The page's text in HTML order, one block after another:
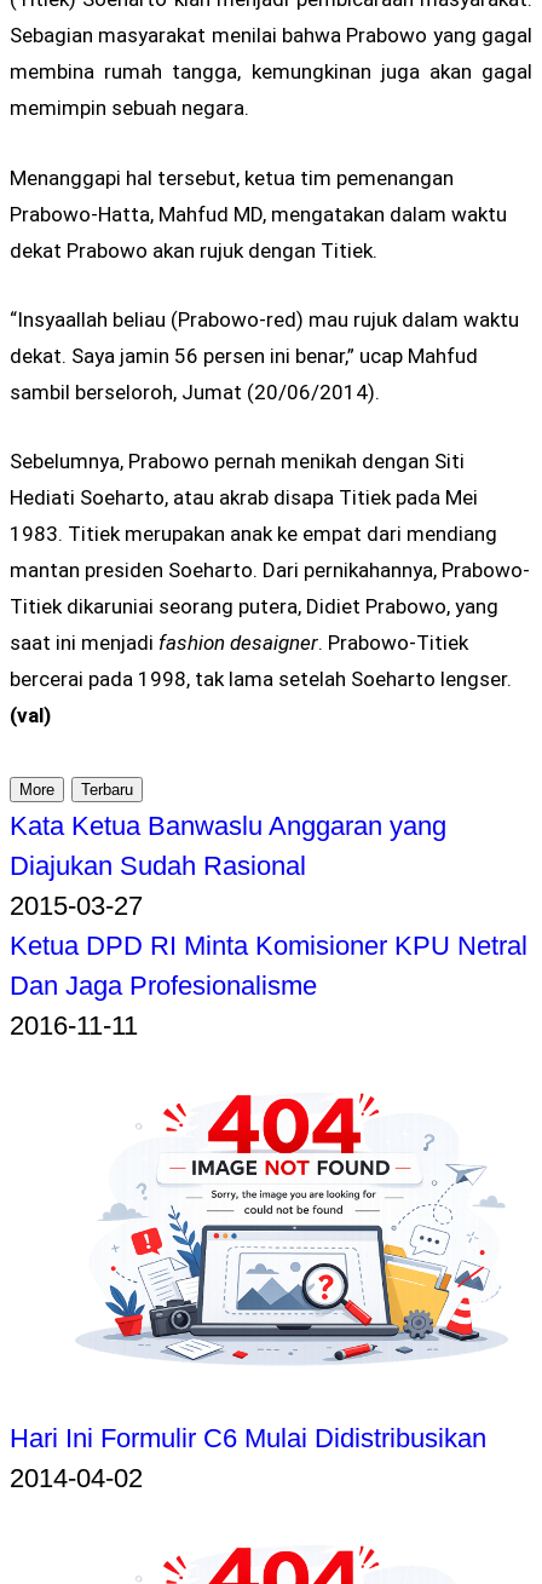
Sebagian masyarakat menilai bahwa Prabowo yang gagal
membina rumah tangga, kemungkinan juga akan gagal
memimpin sebuah negara.
Menanggapi hal tersebut, ketua tim pemenangan
Prabowo-Hatta, Mahfud MD, mengatakan dalam waktu
dekat Prabowo akan rujuk dengan Titiek.
“Insyaallah beliau (Prabowo-red) mau rujuk dalam waktu
dekat. Saya jamin 56 persen ini benar,” ucap Mahfud
sambil berseloroh, Jumat (20/06/2014).
Sebelumnya, Prabowo pernah menikah dengan Siti
Hediati Soeharto, atau akrab disapa Titiek pada Mei
1983. Titiek merupakan anak ke empat dari mendiang
mantan presiden Soeharto. Dari pernikahannya, Prabowo-
Titiek dikaruniai seorang putera, Didiet Prabowo, yang
saat ini menjadi fashion desaigner. Prabowo-Titiek
bercerai pada 1998, tak lama setelah Soeharto lengser.
(val)
More Terbaru
Kata Ketua Banwaslu Anggaran yang
Diajukan Sudah Rasional
2015-03-27
Ketua DPD RI Minta Komisioner KPU Netral
Dan Jaga Profesionalisme
2016-11-11
Hari Ini Formulir C6 Mulai Didistribusikan
2014-04-02